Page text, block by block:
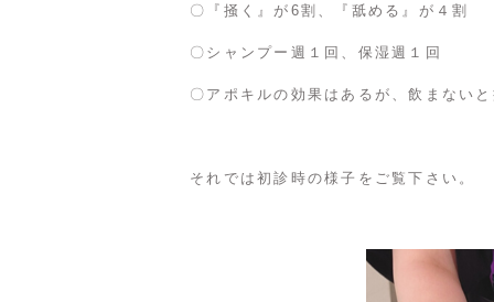
〇『掻く』が6割、『舐める』が４割
〇シャンプー週１回、保湿週１回
〇アポキルの効果はあるが、飲まない
それでは初診時の様子をご覧下さい。